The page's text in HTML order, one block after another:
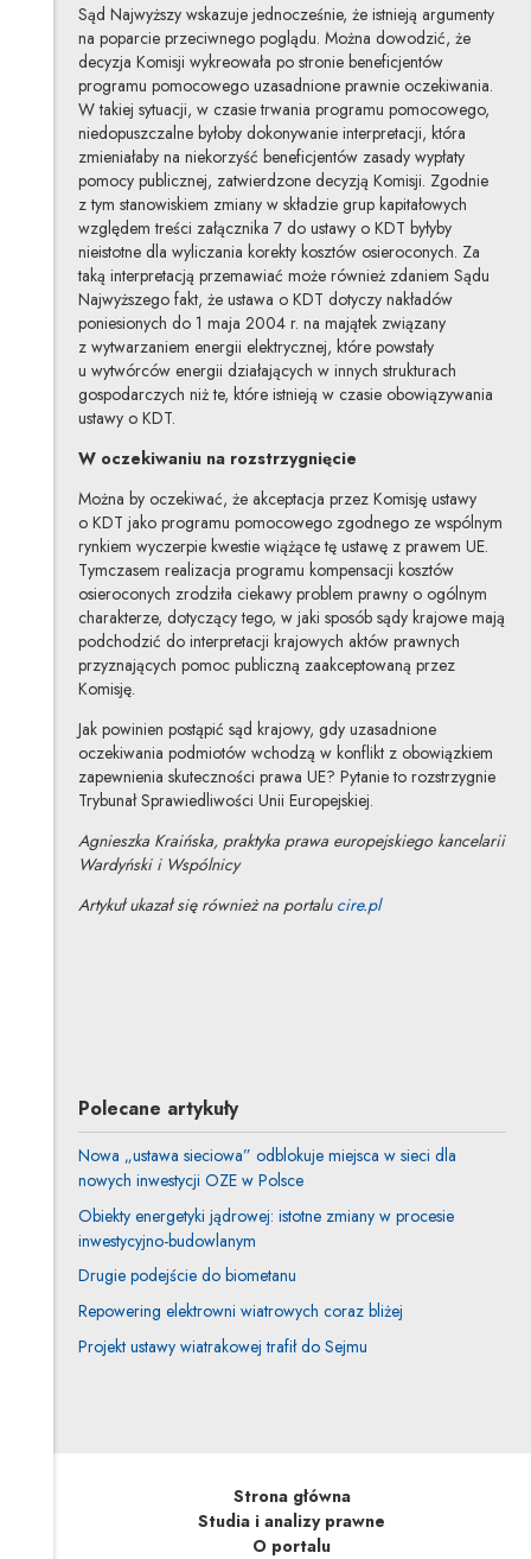
Sąd Najwyższy wskazuje jednocześnie, że istnieją argumenty
na poparcie przeciwnego poglądu. Można dowodzić, że
decyzja Komisji wykreowała po stronie beneficjentów
programu pomocowego uzasadnione prawnie oczekiwania.
W takiej sytuacji, w czasie trwania programu pomocowego,
niedopuszczalne byłoby dokonywanie interpretacji, która
zmieniałaby na niekorzyść beneficjentów zasady wypłaty
pomocy publicznej, zatwierdzone decyzją Komisji. Zgodnie
z tym stanowiskiem zmiany w składzie grup kapitałowych
względem treści załącznika 7 do ustawy o KDT byłyby
nieistotne dla wyliczania korekty kosztów osieroconych. Za
taką interpretacją przemawiać może również zdaniem Sądu
Najwyższego fakt, że ustawa o KDT dotyczy nakładów
poniesionych do 1 maja 2004 r. na majątek związany
z wytwarzaniem energii elektrycznej, które powstały
u wytwórców energii działających w innych strukturach
gospodarczych niż te, które istnieją w czasie obowiązywania
ustawy o KDT.
W oczekiwaniu na rozstrzygnięcie
Można by oczekiwać, że akceptacja przez Komisję ustawy
o KDT jako programu pomocowego zgodnego ze wspólnym
rynkiem wyczerpie kwestie wiążące tę ustawę z prawem UE.
Tymczasem realizacja programu kompensacji kosztów
osieroconych zrodziła ciekawy problem prawny o ogólnym
charakterze, dotyczący tego, w jaki sposób sądy krajowe mają
podchodzić do interpretacji krajowych aktów prawnych
przyznających pomoc publiczną zaakceptowaną przez
Komisję.
Jak powinien postąpić sąd krajowy, gdy uzasadnione
oczekiwania podmiotów wchodzą w konflikt z obowiązkiem
zapewnienia skuteczności prawa UE? Pytanie to rozstrzygnie
Trybunał Sprawiedliwości Unii Europejskiej.
Agnieszka Kraińska, praktyka prawa europejskiego kancelarii
Wardyński i Wspólnicy
Artykuł ukazał się również na portalu cire.plUwaga, link zostanie
Polecane artykuły
Nowa „ustawa sieciowa” odblokuje miejsca w sieci dla
nowych inwestycji OZE w Polsce
Obiekty energetyki jądrowej: istotne zmiany w procesie
inwestycyjno-budowlanym
Drugie podejście do biometanu
Repowering elektrowni wiatrowych coraz bliżej
Projekt ustawy wiatrakowej trafił do Sejmu
Strona główna
Studia i analizy prawne
O portalu